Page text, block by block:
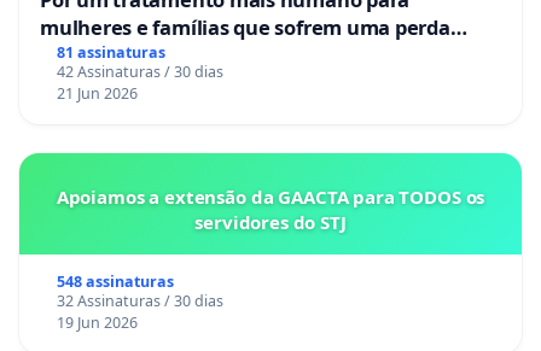
mulheres e famílias que sofrem uma perda
gestacional nos hospitais portugueses
81 assinaturas
42 Assinaturas / 30 dias
21 Jun 2026
Apoiamos a extensão da GAACTA para TODOS os
servidores do STJ
548 assinaturas
32 Assinaturas / 30 dias
19 Jun 2026